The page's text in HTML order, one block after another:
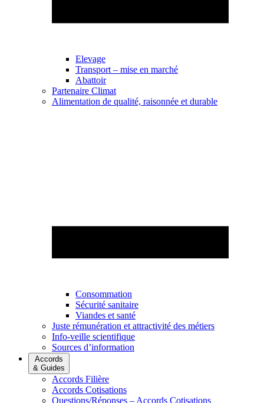
Elevage
Transport – mise en marché
Abattoir
Partenaire Climat
Alimentation de qualité, raisonnée et durable
Consommation
Sécurité sanitaire
Viandes et santé
Juste rémunération et attractivité des métiers
Info-veille scientifique
Sources d’information
Accords
& Guides
Accords Filière
Accords Cotisations
Questions/Réponses – Accords Cotisations